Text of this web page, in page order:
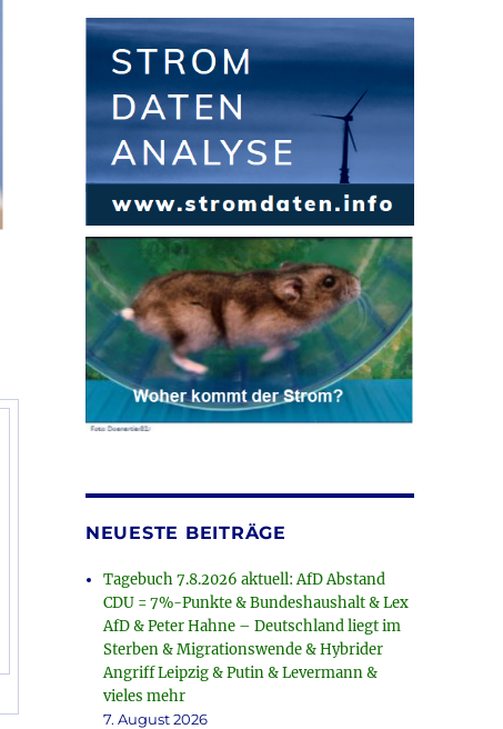
NEUESTE BEITRÄGE
Tagebuch 7.8.2026 aktuell: AfD Abstand
CDU = 7%-Punkte & Bundeshaushalt & Lex
AfD & Peter Hahne – Deutschland liegt im
Sterben & Migrationswende & Hybrider
Angriff Leipzig & Putin & Levermann &
vieles mehr
7. August 2026